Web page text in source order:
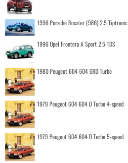
1996 Porsche Boxster (986) 2.5 Tiptronic
1996 Opel Frontera A Sport 2.5 TDS
1980 Peugeot 604 604 GRD Turbo
1979 Peugeot 604 604 D Turbo 4-speed
1979 Peugeot 604 604 D Turbo 5-speed